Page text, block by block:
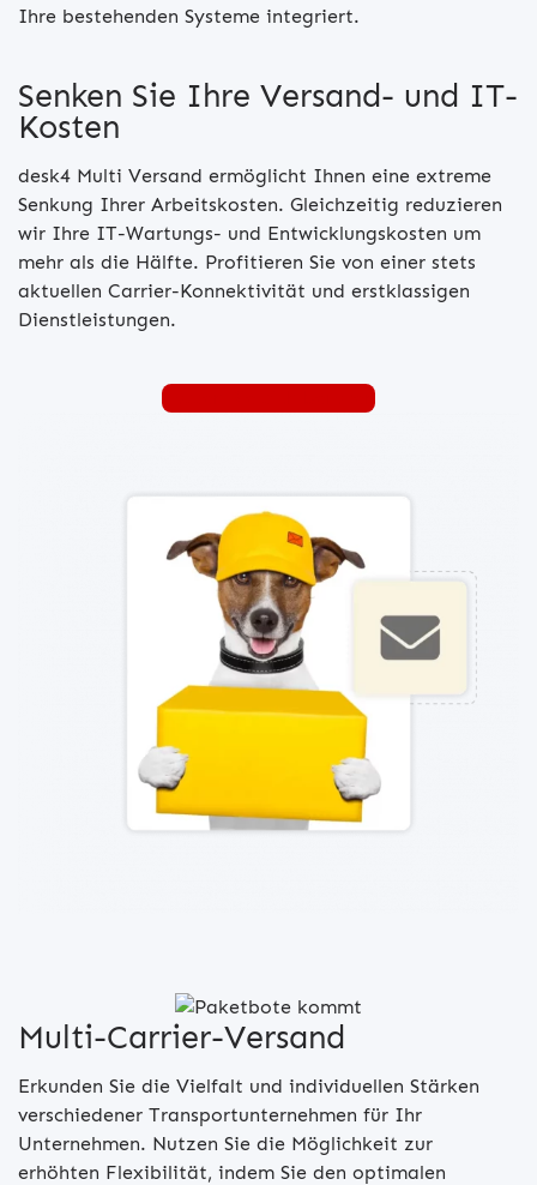
Ihre bestehenden Systeme integriert.
Senken Sie Ihre Versand- und IT-
Kosten
desk4 Multi Versand ermöglicht Ihnen eine extreme
Senkung Ihrer Arbeitskosten. Gleichzeitig reduzieren
wir Ihre IT-Wartungs- und Entwicklungskosten um
mehr als die Hälfte. Profitieren Sie von einer stets
aktuellen Carrier-Konnektivität und erstklassigen
Dienstleistungen.
Lassen Sie sich beraten
Multi-Carrier-Versand
Erkunden Sie die Vielfalt und individuellen Stärken
verschiedener Transportunternehmen für Ihr
Unternehmen. Nutzen Sie die Möglichkeit zur
erhöhten Flexibilität, indem Sie den optimalen